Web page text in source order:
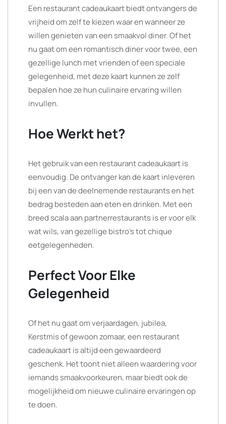
Een restaurant cadeaukaart biedt ontvangers de
vrijheid om zelf te kiezen waar en wanneer ze
willen genieten van een smaakvol diner. Of het
nu gaat om een romantisch diner voor twee, een
gezellige lunch met vrienden of een speciale
gelegenheid, met deze kaart kunnen ze zelf
bepalen hoe ze hun culinaire ervaring willen
invullen.
Hoe Werkt het?
Het gebruik van een restaurant cadeaukaart is
eenvoudig. De ontvanger kan de kaart inleveren
bij een van de deelnemende restaurants en het
bedrag besteden aan eten en drinken. Met een
breed scala aan partnerrestaurants is er voor elk
wat wils, van gezellige bistro’s tot chique
eetgelegenheden.
Perfect Voor Elke
Gelegenheid
Of het nu gaat om verjaardagen, jubilea,
Kerstmis of gewoon zomaar, een restaurant
cadeaukaart is altijd een gewaardeerd
geschenk. Het toont niet alleen waardering voor
iemands smaakvoorkeuren, maar biedt ook de
mogelijkheid om nieuwe culinaire ervaringen op
te doen.